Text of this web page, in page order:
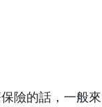
險的話，一般來